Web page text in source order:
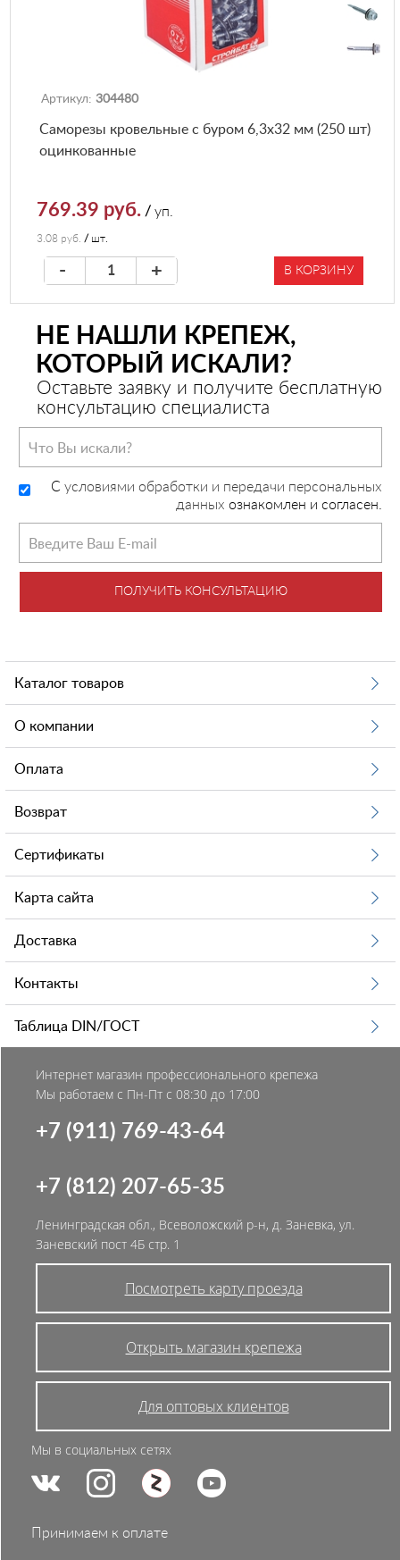
Артикул: 304480
Саморезы кровельные с буром 6,3х32 мм (250 шт)
оцинкованные
769.39 руб. /уп.
3.08 руб. / шт.
- + В КОРЗИНУ
НЕ НАШЛИ КРЕПЕЖ,
КОТОРЫЙ ИСКАЛИ?
Оставьте заявку и получите бесплатную
консультацию специалиста
C условиями обработки и передачи персональных
данных ознакомлен и согласен.
ПОЛУЧИТЬ КОНСУЛЬТАЦИЮ
Каталог товаров
О компании
Оплата
Возврат
Сертификаты
Карта сайта
Доставка
Контакты
Таблица DIN/ГОСТ
Интернет магазин профессионального крепежа
Мы работаем с Пн-Пт с 08:30 до 17:00
+7 (911) 769-43-64
+7 (812) 207-65-35
Ленинградская обл., Всеволожский р-н, д. Заневка, ул.
Заневский пост 4Б стр. 1
Посмотреть карту проезда
Открыть магазин крепежа
Для оптовых клиентов
Мы в социальных сетях
Принимаем к оплате